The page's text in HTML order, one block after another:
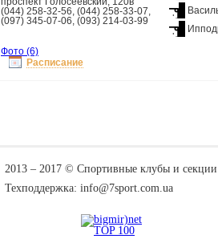
(044) 258-32-56, (044) 258-33-07,
(097) 345-07-06, (093) 214-03-99
Фото (6)
Расписание
2013 ‒ 2017 © Спортивные клубы и
Техподдержка: info@7sport.com.ua